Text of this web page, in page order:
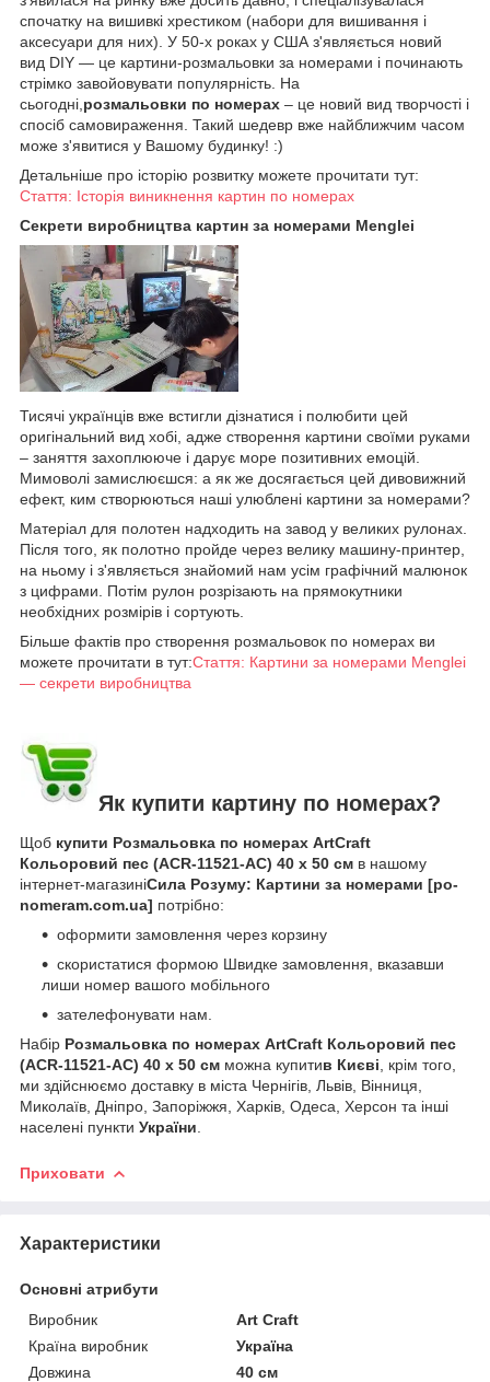
спочатку на вишивкі хрестиком (набори для вишивання і
аксесуари для них). У 50-х роках у США з'являється новий
вид DIY — це картини-розмальовки за номерами і починають
стрімко завойовувати популярність. На
сьогодні,розмальовки по номерах – це новий вид творчості і
спосіб самовираження. Такий шедевр вже найближчим часом
може з'явитися у Вашому будинку! :)
Детальніше про історію розвитку можете прочитати тут:
Стаття: Історія виникнення картин по номерах
Секрети виробництва картин за номерами Menglei
Тисячі українців вже встигли дізнатися і полюбити цей
оригінальний вид хобі, адже створення картини своїми руками
– заняття захоплююче і дарує море позитивних емоцій.
Мимоволі замислюєшся: а як же досягається цей дивовижний
ефект, ким створюються наші улюблені картини за номерами?
Матеріал для полотен надходить на завод у великих рулонах.
Після того, як полотно пройде через велику машину-принтер,
на ньому і з'являється знайомий нам усім графічний малюнок
з цифрами. Потім рулон розрізають на прямокутники
необхідних розмірів і сортують.
Більше фактів про створення розмальовок по номерах ви
можете прочитати в тут:Стаття: Картини за номерами Menglei
— секрети виробництва
Як купити картину по номерах?
Щоб купити Розмальовка по номерах ArtCraft
Кольоровий пес (ACR-11521-AC) 40 х 50 см в нашому
інтернет-магазиніСила Розуму: Картини за номерами [po-
nomeram.com.ua] потрібно:
оформити замовлення через корзину
скористатися формою Швидке замовлення, вказавши
лиши номер вашого мобільного
зателефонувати нам.
Набір Розмальовка по номерах ArtCraft Кольоровий пес
(ACR-11521-AC) 40 х 50 см можна купитив Києві , крім того,
ми здійснюємо доставку в міста Чернігів, Львів, Вінниця,
Миколаїв, Дніпро, Запоріжжя, Харків, Одеса, Херсон та інші
населені пункти України
Приховати
Характеристики
Основні атрибути
Виробник
Art Craft
Країна виробник
Україна
Довжина
40 см